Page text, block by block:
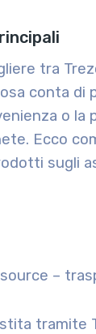
tra
conta di
o la
Ecco
sugli
–
tramite